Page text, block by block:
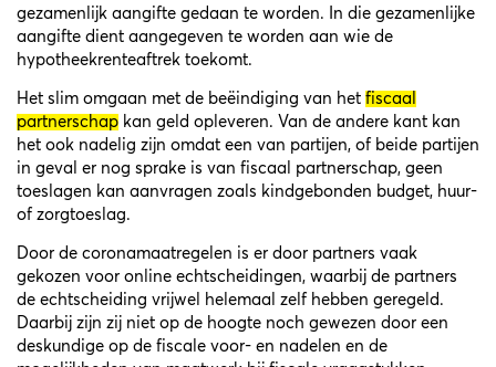
gezamenlijk aangifte gedaan te worden. In die gezamenlijke
aangifte dient aangegeven te worden aan wie de
hypotheekrenteaftrek toekomt.
Het slim omgaan met de beëindiging van het fiscaal
partnerschap kan geld opleveren. Van de andere kant kan
het ook nadelig zijn omdat een van partijen, of beide partijen
in geval er nog sprake is van fiscaal partnerschap, geen
toeslagen kan aanvragen zoals kindgebonden budget, huur-
of zorgtoeslag.
Door de coronamaatregelen is er door partners vaak
gekozen voor online echtscheidingen, waarbij de partners
de echtscheiding vrijwel helemaal zelf hebben geregeld.
Daarbij zijn zij niet op de hoogte noch gewezen door een
deskundige op de fiscale voor- en nadelen en de